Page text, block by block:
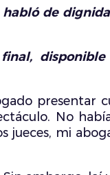
de
presentar
No
jueces, mi